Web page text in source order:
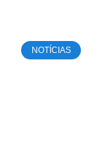
NOTÍCIAS